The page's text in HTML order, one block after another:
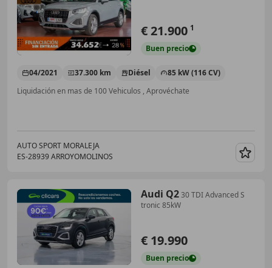
€ 21.900 1
Buen precio
04/2021 37.300 km Diésel
85 kW (116 CV)
Liquidación en mas de 100 Vehiculos , Aprovéchate
AUTO SPORT MORALEJA
ES-28939 ARROYOMOLINOS
Audi Q230 TDI Advanced S
tronic 85kW
€ 19.990
Buen precio